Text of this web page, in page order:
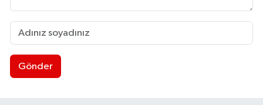
Gönder